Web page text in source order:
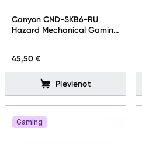
Blogs
Piegāde un apmaksa
Canyon CND-SKB6-RU
Hazard Mechanical Gaming
45,50 €
Pievienot
Gaming